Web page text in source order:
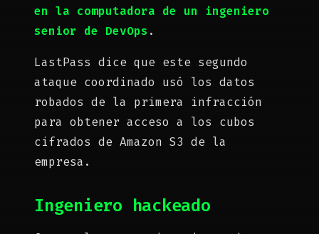
en la computadora de un ingeniero
senior de DevOps .
LastPass dice que este segundo
ataque coordinado usó los datos
robados de la primera infracción
para obtener acceso a los cubos
cifrados de Amazon S3 de la
empresa.
Ingeniero hackeado